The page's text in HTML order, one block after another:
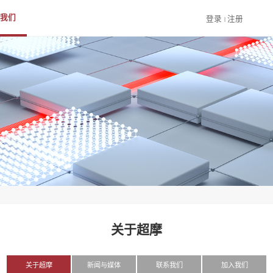
首页
能处理器 高性能Chiplet互联
摩 新闻与媒体